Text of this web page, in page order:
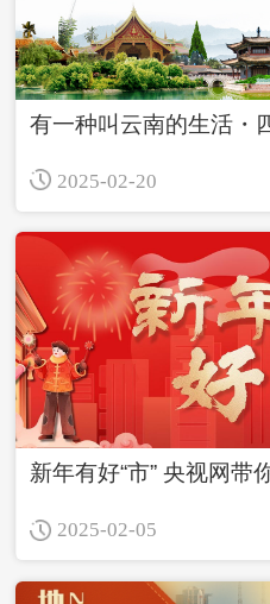
有一种叫云南的生活・
2025-02-20
新年有好“市” 央视网带
2025-02-05